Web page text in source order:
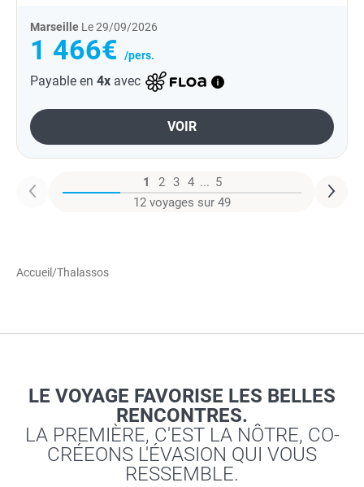
Marseille Le 29/09/2026
1 466€ /pers.
Payable en 4x avec
VOIR
1 2 3 4 ... 5
12 voyages sur 49
Accueil/Thalassos
LE VOYAGE FAVORISE LES BELLES
RENCONTRES.
LA PREMIÈRE, C'EST LA NÔTRE, CO-
CRÉEONS L'ÉVASION QUI VOUS
RESSEMBLE.